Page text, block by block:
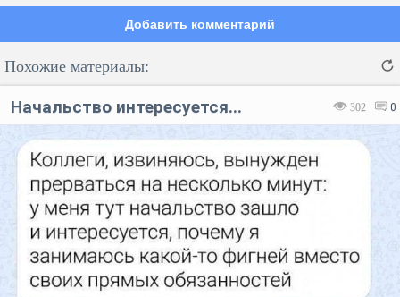
Добавить комментарий
Отмена
Похожие материалы:
302 0
Начальство интересуется...